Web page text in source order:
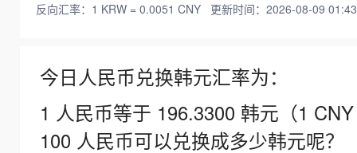
反向汇率：1 KRW = 0.0051 CNY 更新时间：2026-08-09
今日人民币兑换韩元汇率为：
1 人民币等于 196.3300 韩元（1
100 人民币可以兑换成多少韩元呢？